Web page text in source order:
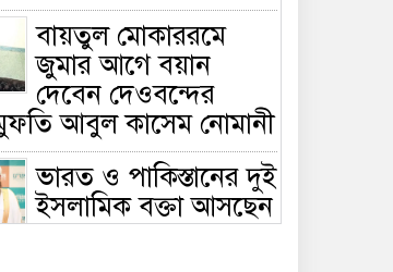
বায়তুল মোকাররমে
জুমার আগে বয়ান
দেবেন দেওবন্দের
আবুল কাসেম নোমানী
ভারত ও পাকিস্তানের দুই
ইসলামিক বক্তা আসছেন
বাংলাদেশে, ঢাকা-